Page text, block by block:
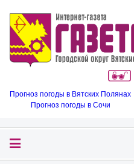
Прогноз погоды в Вятских Полянах
Прогноз погоды в Сочи